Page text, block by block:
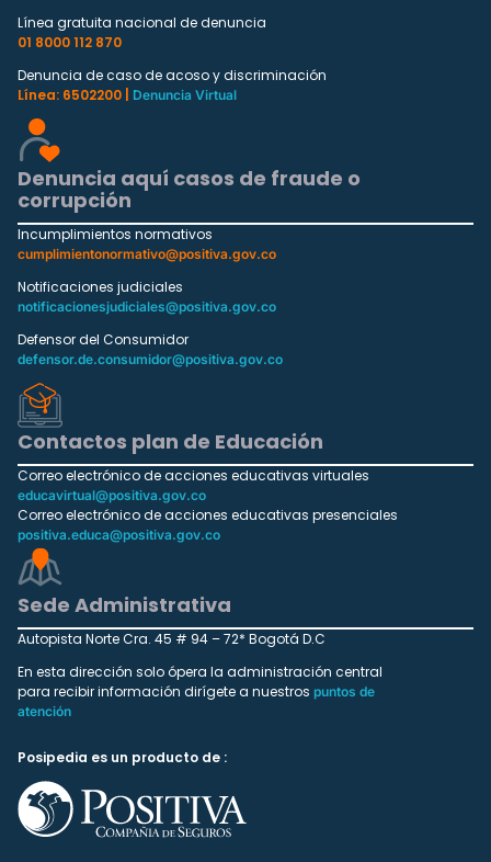
Línea gratuita nacional de denuncia
01 8000 112 870
Denuncia de caso de acoso y discriminación
Línea: 6502200 |
Denuncia Virtual
Denuncia aquí casos de fraude o
corrupción
Incumplimientos normativos
cumplimientonormativo@positiva.gov.co
Notificaciones judiciales
notificacionesjudiciales@positiva.gov.co
Defensor del Consumidor
defensor.de.consumidor@positiva.gov.co
Contactos plan de Educación
Correo electrónico de acciones educativas virtuales
educavirtual@positiva.gov.co
Correo electrónico de acciones educativas presenciales
positiva.educa@positiva.gov.co
Sede Administrativa
Autopista Norte Cra. 45 # 94 – 72* Bogotá D.C
En esta dirección solo ópera la administración central
para recibir información dirígete a nuestros puntos de
atención
Posipedia es un producto de :